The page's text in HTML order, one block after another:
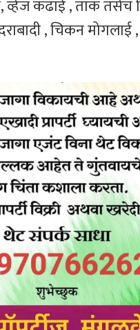
व्हेज कढाई , ताक
, चिकन मोगलाई